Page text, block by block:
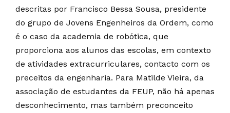
descritas por Francisco Bessa Sousa, presidente
do grupo de Jovens Engenheiros da Ordem, como
é o caso da academia de robótica, que
proporciona aos alunos das escolas, em contexto
de atividades extracurriculares, contacto com os
preceitos da engenharia. Para Matilde Vieira, da
associação de estudantes da FEUP, não há apenas
desconhecimento, mas também preconceito